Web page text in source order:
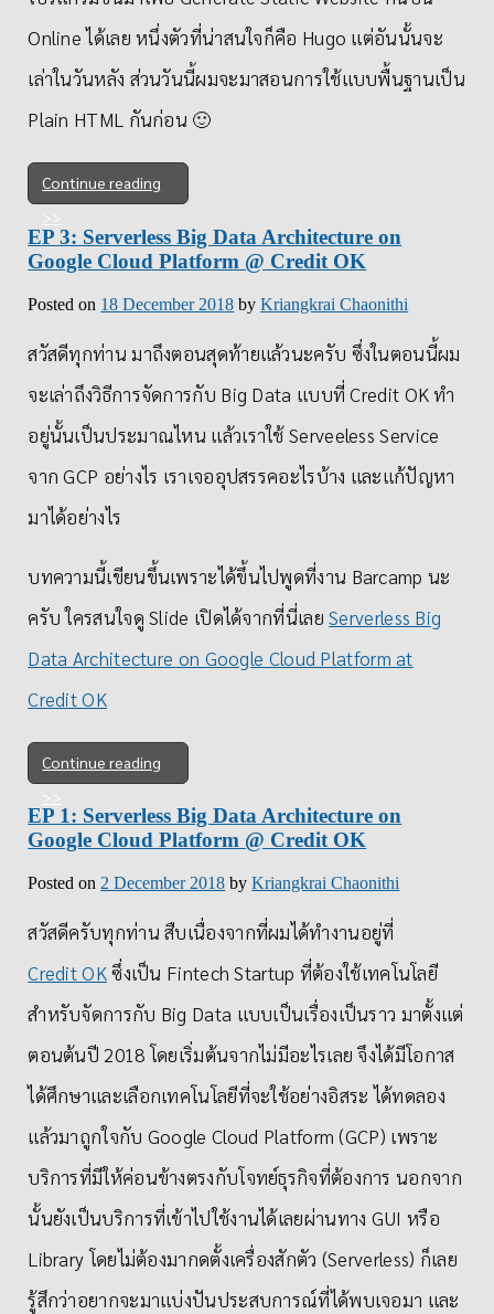
Online ได้เลย หนึ่งตัวที่น่าสนใจก็คือ Hugo แต่อันนั้นจะ
เล่าในวันหลัง ส่วนวันนี้ผมจะมาสอนการใช้แบบพื้นฐานเป็น
Plain HTML กันก่อน 🙂
Continue reading
EP 3: Serverless Big Data Architecture on
Google Cloud Platform @ Credit OK
Posted on 18 December 2018 byKriangkrai Chaonithi
สวัสดีทุกท่าน มาถึงตอนสุดท้ายแล้วนะครับ ซึ่งในตอนนี้ผม
จะเล่าถึงวิธีการจัดการกับ Big Data แบบที่ Credit OK ทำ
อยู่นั้นเป็นประมาณไหน แล้วเราใช้ Serveeless Service
จาก GCP อย่างไร เราเจออุปสรรคอะไรบ้าง และแก้ปัญหา
มาได้อย่างไร
บทความนี้เขียนขึ้นเพราะได้ขึ้นไปพูดที่งาน Barcamp นะ
ครับ ใครสนใจดู Slide เปิดได้จากที่นี่เลยServerless Big
Data Architecture on Google Cloud Platform at
Credit OK
Continue reading
EP 1: Serverless Big Data Architecture on
Google Cloud Platform @ Credit OK
Posted on 2 December 2018 byKriangkrai Chaonithi
สวัสดีครับทุกท่าน สืบเนื่องจากที่ผมได้ทำงานอยู่ที่
Credit OKซึ่งเป็น Fintech Startup ที่ต้องใช้เทคโนโลยี
สำหรับจัดการกับ Big Data แบบเป็นเรื่องเป็นราว มาตั้งแต่
ตอนต้นปี 2018 โดยเริ่มต้นจากไม่มีอะไรเลย จึงได้มีโอกาส
ได้ศึกษาและเลือกเทคโนโลยีที่จะใช้อย่างอิสระ ได้ทดลอง
แล้วมาถูกใจกับ Google Cloud Platform (GCP) เพราะ
บริการที่มีให้ค่อนข้างตรงกับโจทย์ธุรกิจที่ต้องการ นอกจาก
นั้นยังเป็นบริการที่เข้าไปใช้งานได้เลยผ่านทาง GUI หรือ
Library โดยไม่ต้องมากดตั้งเครื่องสักตัว (Serverless) ก็เลย
รู้สึกว่าอยากจะมาแบ่งปันประสบการณ์​ที่ได้พบเจอมา และ